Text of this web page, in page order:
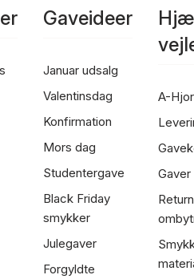
Gaveideer
Januar udsalg
Valentinsdag
Konfirmation
Mors dag
Studentergave
Black Friday
smykker
Julegaver
Forgyldte
A-